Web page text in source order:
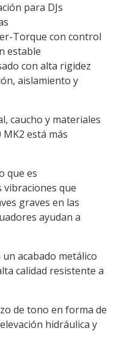
para DJs
Torque con control
estable
con alta rigidez
aislamiento y
caucho y materiales
MK2 está más
que es
que
graves en las
ayudan a
acabado metálico
calidad resistente a
de tono en forma de
hidráulica y